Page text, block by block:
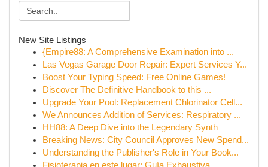
New Site Listings
{Empire88: A Comprehensive Examination into ...
Las Vegas Garage Door Repair: Expert Services Y...
Boost Your Typing Speed: Free Online Games!
Discover The Definitive Handbook to this ...
Upgrade Your Pool: Replacement Chlorinator Cell...
We Announces Addition of Services: Respiratory ...
HH88: A Deep Dive into the Legendary Synth
Breaking News: City Council Approves New Spend...
Understanding the Publisher's Role in Your Book...